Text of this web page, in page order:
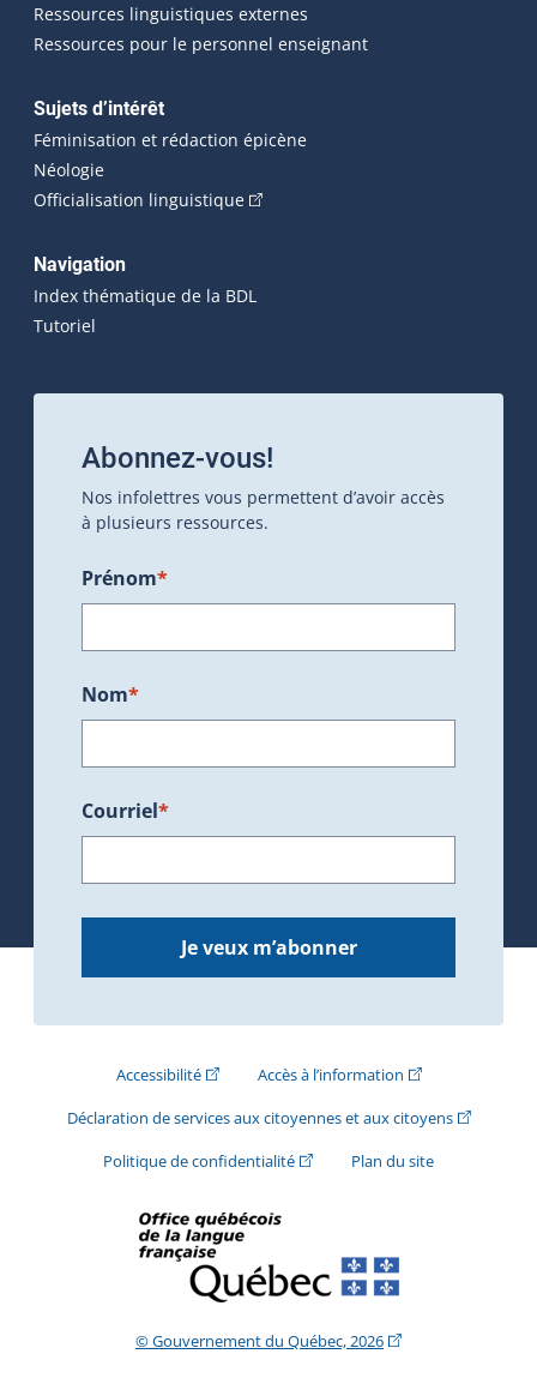
Ressources linguistiques externes
Ressources pour le personnel enseignant
Sujets d’intérêt
Féminisation et rédaction épicène
Néologie
Officialisation linguistique(Cet hyperlien externe s'ouvrira
Navigation
Index thématique de la BDL
Tutoriel
Abonnez-vous!
Nos infolettres vous permettent d’avoir accès
à plusieurs ressources.
Prénom*
Nom*
Courriel*
Je veux m’abonner
Accessibilité(Cet hyperlien externe s'ouvrira dans une
Accès à l’information(Cet hyperlien
Déclaration de services aux citoyennes et aux citoyens(Cet
Politique de confidentialité(Cet hyperlien externe s'ouvrira
Plan du site
© Gouvernement du Québec, 2026(Cet hyperlien